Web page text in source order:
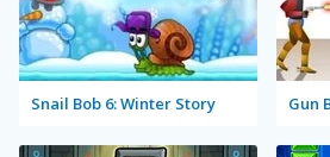
Snail Bob 6: Winter Story Gun